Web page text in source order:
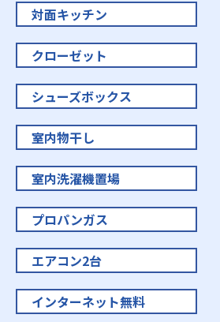
対面キッチン
クローゼット
シューズボックス
室内物干し
室内洗濯機置場
プロパンガス
エアコン2台
インターネット無料